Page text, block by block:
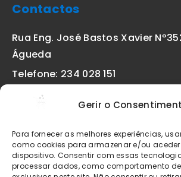
Gerir o
Para fornecer as melhores experiências,
como cookies para armazenar e/ou
dispositivo. Consentir com essas
processar dados, como comportamento
Contactos
Rua Eng. José Bastos Xavier
Águeda
Telefone: 234 028 151
geral@etiquetas-online.pt
Os preços indicados incluem IVA à taxa